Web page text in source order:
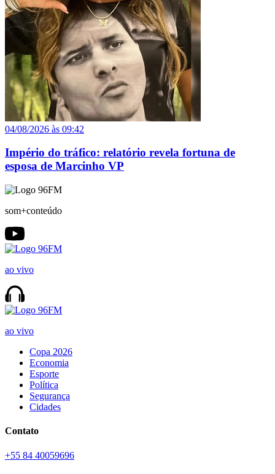
04/08/2026 às 09:42
Império do tráfico: relatório revela fortuna de
esposa de Marcinho VP
som+conteúdo
ao vivo
ao vivo
Copa 2026
Economia
Esporte
Política
Segurança
Cidades
Contato
+55 84 40059696